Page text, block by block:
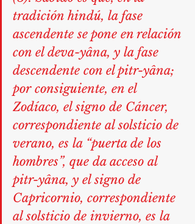
tradición hindú, la fase
ascendente se pone en relación
con el deva-yâna, y la fase
descendente con el pitr-yâna;
por consiguiente, en el
Zodíaco, el signo de Cáncer,
correspondiente al solsticio de
verano, es la “puerta de los
hombres”, que da acceso al
pitr-yâna, y el signo de
Capricornio, correspondiente
al solsticio de invierno, es la